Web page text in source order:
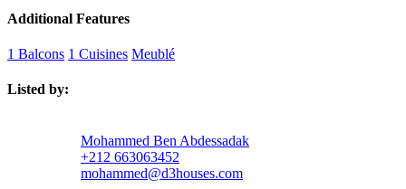
Additional Features
1 Balcons 1 Cuisines Meublé
Listed by:
Mohammed Ben Abdessadak
+212 663063452
mohammed@d3houses.com